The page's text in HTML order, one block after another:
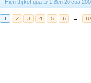
Hiển thị kết quả từ 1 đến 20 của 200
1 2 3 4 5 6 → 10